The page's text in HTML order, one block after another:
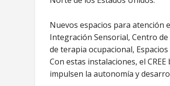
Nuevos espacios para atención
Integración Sensorial, Centro
de terapia ocupacional,
Con estas instalaciones, el
impulsen la autonomía y